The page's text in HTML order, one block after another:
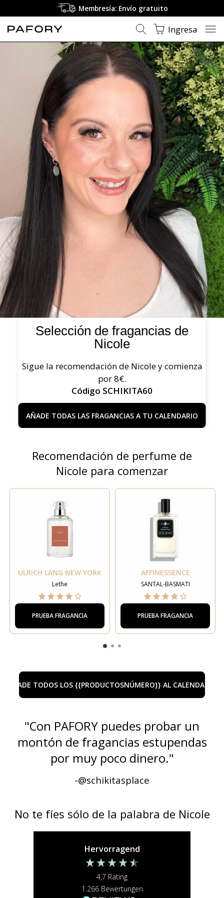
Membresía: Envío gratuito
Ingresa
Selección de fragancias de
Nicole
Sigue la recomendación de Nicole y comienza
por 8€.
Código SCHIKITA60
AÑADE TODAS LAS FRAGANCIAS A TU CALENDARIO
Recomendación de perfume de
Nicole para comenzar
ULRICH LANG NEW YORK
Lethe
PRUEBA FRAGANCIA
AFFINESSENCE
SANTAL-BASMATI
PRUEBA FRAGANCIA
AÑADE TODOS LOS {{PRODUCTOSNÚMERO}} AL CALENDARIO
"Con PAFORY puedes probar un
montón de fragancias estupendas
por muy poco dinero."
-@schikitasplace
No te fíes sólo de la palabra de Nicole
Hervorragend
4,7 Rating
1.266 Bewertungen